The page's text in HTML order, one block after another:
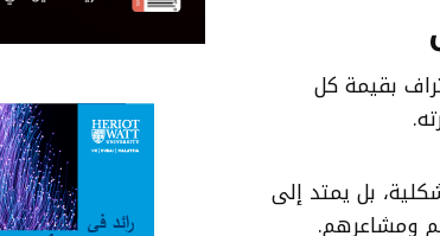
بقيمة كل
بل يمتد إلى
ومشاعرهم.